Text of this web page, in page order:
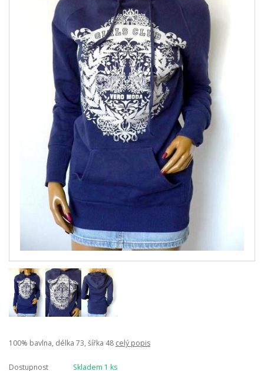
100% bavlna, délka 73, šířka 48 celý popis
Dostupnost
Skladem 1 ks